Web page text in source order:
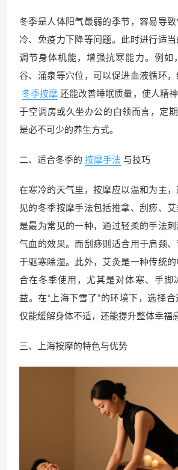
冬季是人体阳气最弱的季节，容易导
冷、免疫力下降等问题。此时进行适
调节身体机能，增强抗寒能力。例如
谷、涌泉等穴位，可以促进血液循环，
冬季按摩还能改善睡眠质量，使人精
于空调房或久坐办公的白领而言，定
是必不可少的养生方式。
二、适合冬季的 按摩手法 与技巧
在寒冷的天气里，按摩应以温和为主
见的冬季按摩手法包括推拿、刮痧、
是最为常见的一种，通过轻柔的手法
气血的效果。而刮痧则适合用于肩颈
于驱寒除湿。此外，艾灸是一种传统
合在冬季使用，尤其是对体寒、手脚
益。在“上海下雪了”的环境下，选择
仅能缓解身体不适，还能提升整体幸福
三、上海按摩的特色与优势